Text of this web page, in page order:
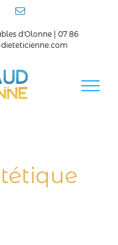
TéléphoneEmail
d'Olonne | 07 86